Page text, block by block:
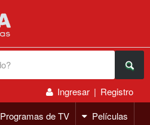
Ingresar | Registro
Programas de TV Películas